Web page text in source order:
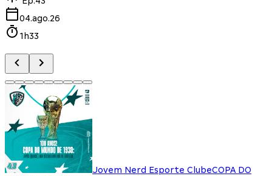
04.ago.26
1h33
Jovem Nerd Esporte ClubeCOPA DO